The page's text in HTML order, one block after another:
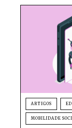
ARTIGOS
MOBILIDADE